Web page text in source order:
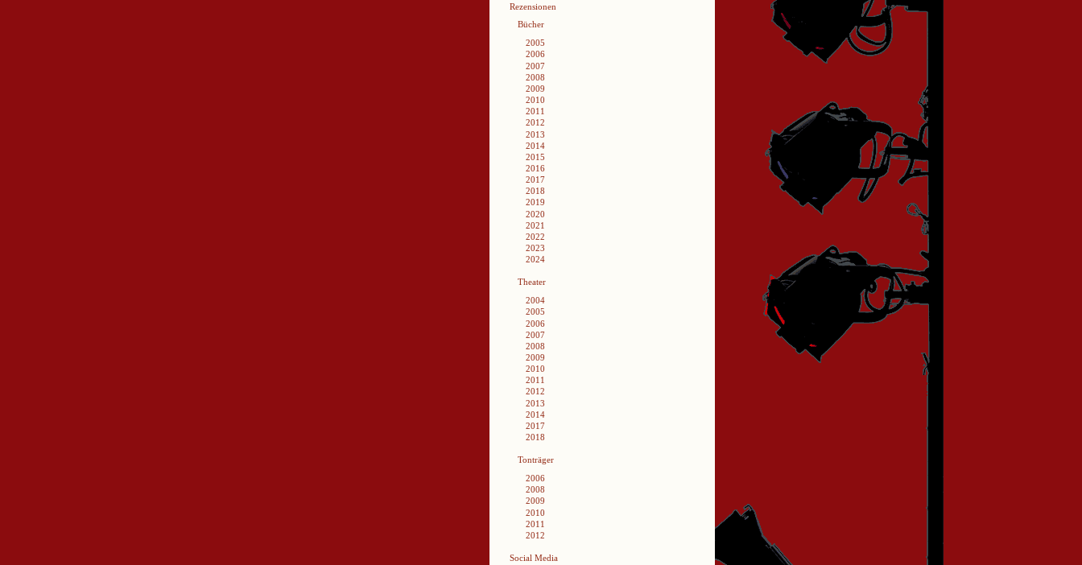
Rezensionen
Bücher
2005
2006
2007
2008
2009
2010
2011
2012
2013
2014
2015
2016
2017
2018
2019
2020
2021
2022
2023
2024
Theater
2004
2005
2006
2007
2008
2009
2010
2011
2012
2013
2014
2017
2018
Tonträger
2006
2008
2009
2010
2011
2012
Social Media